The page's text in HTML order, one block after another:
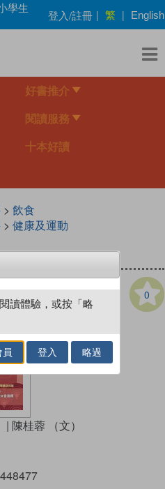
學生
登入/註冊 | 繁 | English
好書推介
閱讀服務
十本好讀
> 飲食
> 健康及運動
0
| 陳桂蓉 （文）
讀體驗，或按「略
員 登入 略過